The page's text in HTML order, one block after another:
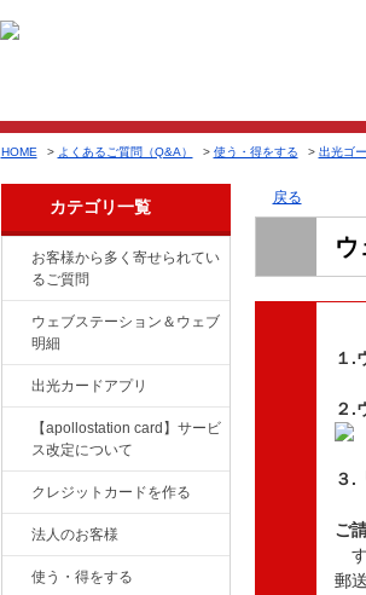
HOME > よくあるご質問（Q&A） > 使う・得をする > 出光ゴ
カテゴリ一覧
お客様から多く寄せられてい
るご質問
ウェブステーション＆ウェブ
明細
出光カードアプリ
【apollostation card】サービ
ス改定について
クレジットカードを作る
法人のお客様
使う・得をする
戻る
ウ
１.
２.
３.
ご
郵